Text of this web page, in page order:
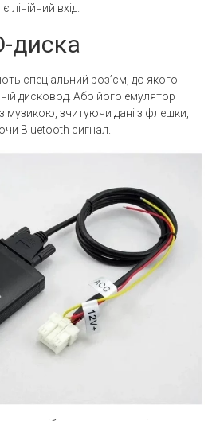
лінійний вхід.
диска
спеціальний роз’єм, до якого
дисковод. Або його емулятор —
з музикою, зчитуючи дані з флешки,
Bluetooth сигнал.